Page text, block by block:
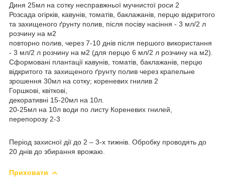
Диня 25мл на сотку несправжньої мучнистої роси 2
Розсада огірків, кавунів, томатів, баклажанів, перцю відкритого
та захищеного ґрунту полив, після посіву насіння - 3 мл/2 л
розчину на м2
повторно полив, через 7-10 днів після першого використання
- 3 мл/2 л розчину на м2 (для перцю 6 мл/2 л розчину на м2).
Сформовані плантації кавунів, томатів, баклажанів, перцю
відкритого та захищеного ґрунту полив через крапельне
зрошення 30мл на сотку; кореневих гнилив 2
Горшкові, квіткові,
декоративні 15-20мл на 10л.
20-25мл на 10л води по листу Кореневих гнилей,
перепорозу 2-3
Період захисної дії до 2 – 3-х тижнів. Обробку проводять до
20 днів до збирання врожаю.
Приховати